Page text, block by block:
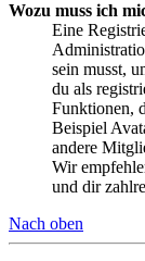
Wozu muss ich
Eine
sein musst,
du als
Funktionen,
Beispiel
andere
Wir
und dir
Nach oben